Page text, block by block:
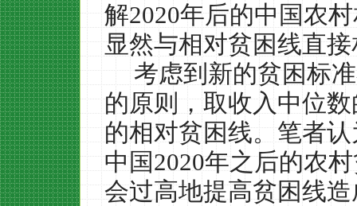
解2020年后的中国农
显然与相对贫困线直
考虑到新的贫困标
的原则，取收入中位数
的相对贫困线。笔者
中国2020年之后的农
会过高地提高贫困线